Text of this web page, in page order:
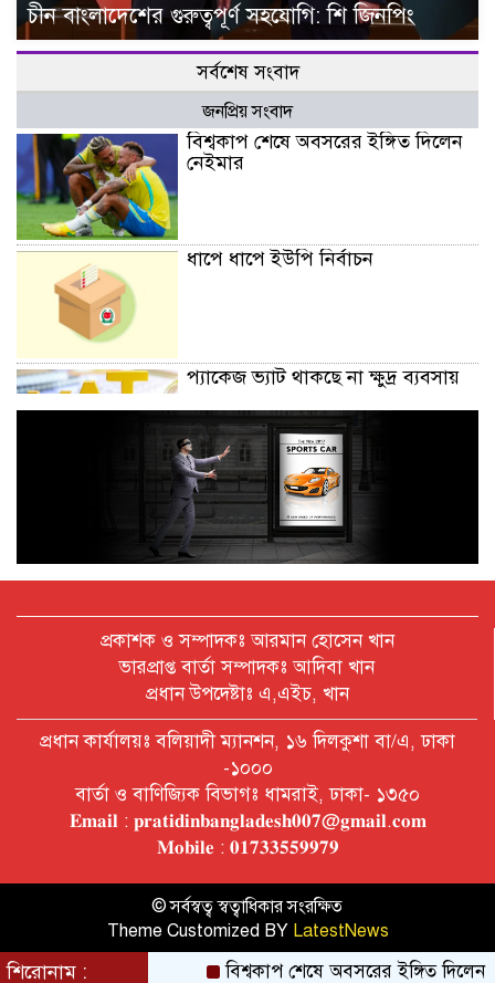
চীন বাংলাদেশের গুরুত্বপূর্ণ সহযোগি: শি জিনপিং
সর্বশেষ সংবাদ
জনপ্রিয় সংবাদ
বিশ্বকাপ শেষে অবসরের ইঙ্গিত দিলেন
নেইমার
ধাপে ধাপে ইউপি নির্বাচন
প্যাকেজ ভ্যাট থাকছে না ক্ষুদ্র ব্যবসায়
অক্টোবরে স্থানীয় সরকার নির্বাচন
আয়োজনের লক্ষ্যে প্রস্তুতি চলছে : ইসি
বিদেশ সফরে দেশের মানুষের স্বার্থ নিয়ে
কথা বলেছি : প্রধানমন্ত্রী
চীন বাংলাদেশের গুরুত্বপূর্ণ সহযোগি:
শি জিনপিং
দুপুরের মধ্যে ঢাকাসহ ৯ জেলায় ৬০
সেরা উপহার
প্রকাশক ও সম্পাদকঃ আরমান হোসেন খান
ভারপ্রাপ্ত বার্তা সম্পাদকঃ আদিবা খান
প্রধান উপদেষ্টাঃ এ,এইচ, খান
প্রধান কার্যালয়ঃ বলিয়াদী ম্যানশন, ১৬ দিলকুশা বা/এ, ঢাকা
-১০০০
বার্তা ও বাণিজ্যিক বিভাগঃ ধামরাই, ঢাকা- ১৩৫০
𝐄𝐦𝐚𝐢𝐥 : 𝐩𝐫𝐚𝐭𝐢𝐝𝐢𝐧𝐛𝐚𝐧𝐠𝐥𝐚𝐝𝐞𝐬𝐡𝟎𝟎𝟕@𝐠𝐦𝐚𝐢𝐥.𝐜𝐨𝐦
𝐌𝐨𝐛𝐢𝐥𝐞 : 𝟎𝟏𝟕𝟑𝟑𝟓𝟓𝟗𝟗𝟕𝟗
শিরোনাম : বিশ্বকাপ শেষে অবসরের ইঙ্গিত দিলেন
© সর্বস্বত্ব স্বত্বাধিকার সংরক্ষিত
Theme Customized BY LatestNews